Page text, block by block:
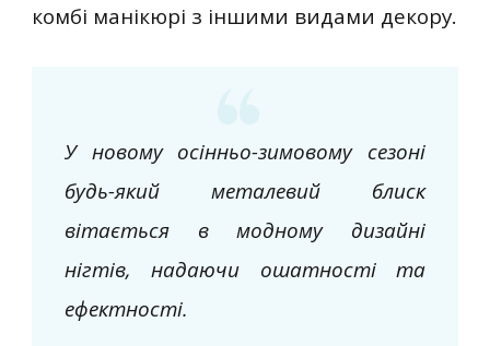
комбі манікюрі з іншими видами декору.
У новому осінньо-зимовому сезоні
будь-який металевий блиск
вітається в модному дизайні
нігтів, надаючи ошатності та
ефектності.